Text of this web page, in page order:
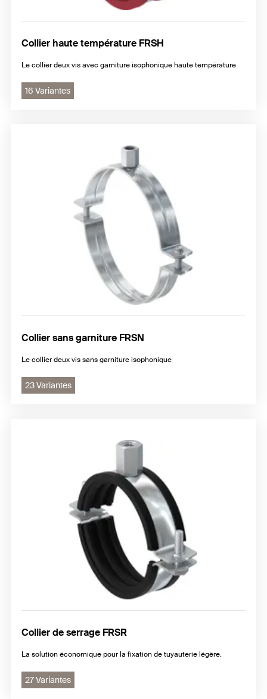
Collier haute température FRSH
Le collier deux vis avec garniture isophonique haute température
16 Variantes
Collier sans garniture FRSN
Le collier deux vis sans garniture isophonique
23 Variantes
Collier de serrage FRSR
La solution économique pour la fixation de tuyauterie légère.
27 Variantes